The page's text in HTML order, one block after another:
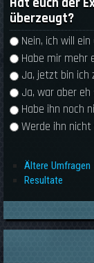
überzeugt?
Nein, ich will
Habe mir mehr
Ja, jetzt bin ich
Ja, war aber
Habe ihn noch
Werde ihn nicht
Ältere Umfragen
Resultate